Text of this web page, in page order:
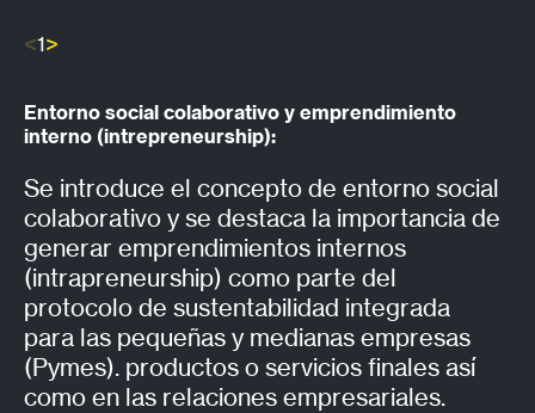
<1>
Entorno social colaborativo y emprendimiento
interno (intrepreneurship):
Se introduce el concepto de entorno social
colaborativo y se destaca la importancia de
generar emprendimientos internos
(intrapreneurship) como parte del
protocolo de sustentabilidad integrada
para las pequeñas y medianas empresas
(Pymes). productos o servicios finales así
como en las relaciones empresariales.